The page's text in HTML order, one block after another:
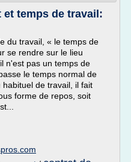
et temps de travail:
du travail, « le temps de
se rendre sur le lieu
n'est pas un temps de
le temps normal de
de travail, il fait
forme de repos, soit